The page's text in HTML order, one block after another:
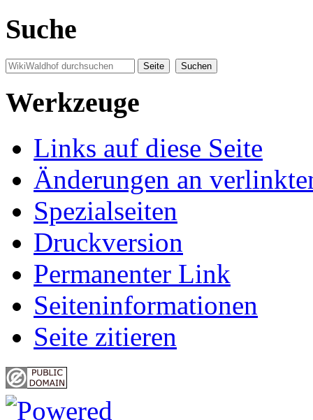
Suche
Werkzeuge
Links auf diese Seite
Änderungen an
Spezialseiten
Druckversion
Permanenter Link
Seiten­informationen
Seite zitieren